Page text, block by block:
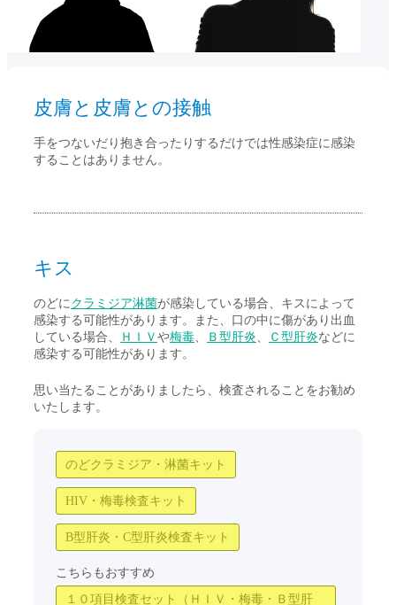
皮膚と皮膚との接触
手をつないだり抱き合ったりするだけでは性感染症に感染
することはありません。
キス
のどにクラミジア淋菌が感染している場合、キスによって
感染する可能性があります。また、口の中に傷があり出血
している場合、
ＨＩＶ や梅毒、 Ｂ型肝炎、 Ｃ型肝炎などに
感染する可能性があります。
思い当たることがありましたら、検査されることをお勧め
いたします。
のどクラミジア・淋菌キット
HIV・梅毒検査キット
B型肝炎・C型肝炎検査キット
こちらもおすすめ
１０項目検査セット（ＨＩＶ・梅毒・Ｂ型肝